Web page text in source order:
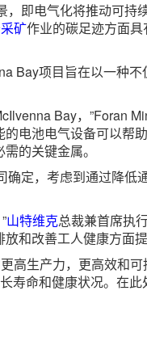
，即电气化将推动可持
采矿作业的碳足迹方面
Bay项目旨在以一种
Bay，”Foran
电池电气设备可以帮
的关键金属。
定，考虑到通过降低
山特维克总裁兼首席执
和改善工人健康方面
高生产力，更高效和可
寿命和健康状况。在